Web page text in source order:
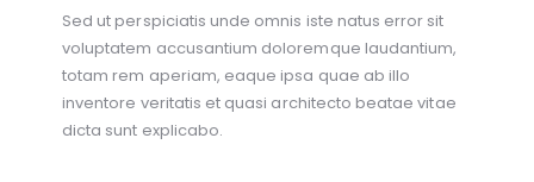
Sed ut perspiciatis unde omnis iste natus error sit
voluptatem accusantium doloremque laudantium,
totam rem aperiam, eaque ipsa quae ab illo
inventore veritatis et quasi architecto beatae vitae
dicta sunt explicabo.